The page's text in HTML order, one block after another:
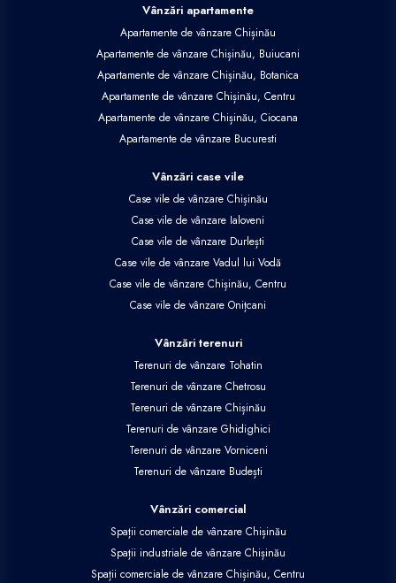
Vânzări apartamente
Apartamente de vânzare Chișinău
Apartamente de vânzare Chișinău, Buiucani
Apartamente de vânzare Chișinău, Botanica
Apartamente de vânzare Chișinău, Centru
Apartamente de vânzare Chișinău, Ciocana
Apartamente de vânzare Bucuresti
Vânzări case vile
Case vile de vânzare Chișinău
Case vile de vânzare Ialoveni
Case vile de vânzare Durlești
Case vile de vânzare Vadul lui Vodă
Case vile de vânzare Chișinău, Centru
Case vile de vânzare Onițcani
Vânzări terenuri
Terenuri de vânzare Tohatin
Terenuri de vânzare Chetrosu
Terenuri de vânzare Chișinău
Terenuri de vânzare Ghidighici
Terenuri de vânzare Vorniceni
Terenuri de vânzare Budești
Vânzări comercial
Spații comerciale de vânzare Chișinău
Spații industriale de vânzare Chișinău
Spații comerciale de vânzare Chișinău, Centru